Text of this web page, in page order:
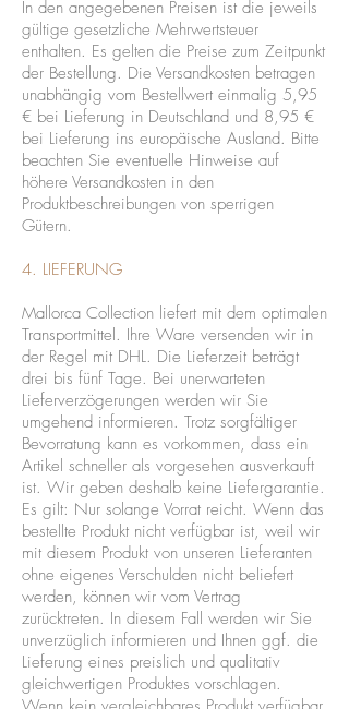
In den angegebenen Preisen ist die jeweils
gültige gesetzliche Mehrwertsteuer
enthalten. Es gelten die Preise zum Zeitpunkt
der Bestellung. Die Versandkosten betragen
unabhängig vom Bestellwert einmalig 5,95
€ bei Lieferung in Deutschland und 8,95 €
bei Lieferung ins europäische Ausland. Bitte
beachten Sie eventuelle Hinweise auf
höhere Versandkosten in den
Produktbeschreibungen von sperrigen
Gütern.
4. LIEFERUNG
Mallorca Collection liefert mit dem optimalen
Transportmittel. Ihre Ware versenden wir in
der Regel mit DHL. Die Lieferzeit beträgt
drei bis fünf Tage. Bei unerwarteten
Lieferverzögerungen werden wir Sie
umgehend informieren. Trotz sorgfältiger
Bevorratung kann es vorkommen, dass ein
Artikel schneller als vorgesehen ausverkauft
ist. Wir geben deshalb keine Liefergarantie.
Es gilt: Nur solange Vorrat reicht. Wenn das
bestellte Produkt nicht verfügbar ist, weil wir
mit diesem Produkt von unseren Lieferanten
ohne eigenes Verschulden nicht beliefert
werden, können wir vom Vertrag
zurücktreten. In diesem Fall werden wir Sie
unverzüglich informieren und Ihnen ggf. die
Lieferung eines preislich und qualitativ
gleichwertigen Produktes vorschlagen.